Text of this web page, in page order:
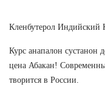
Кленбутерол Индийский
Курс анапалон сустанон
цена Абакан!
творится в России.